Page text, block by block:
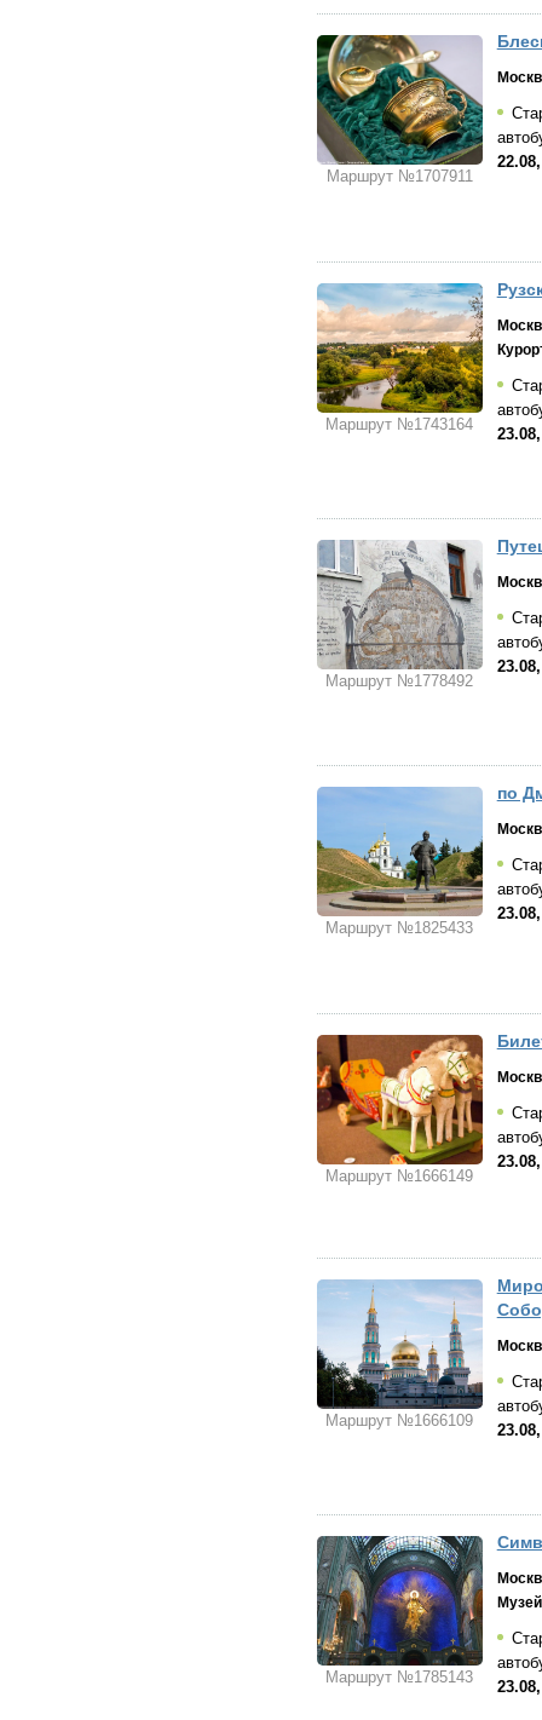
Маршрут №1707911
Маршрут №1743164
Маршрут №1778492
Маршрут №1825433
по
Маршрут №1666149
Маршрут №1666109
Маршрут №1785143